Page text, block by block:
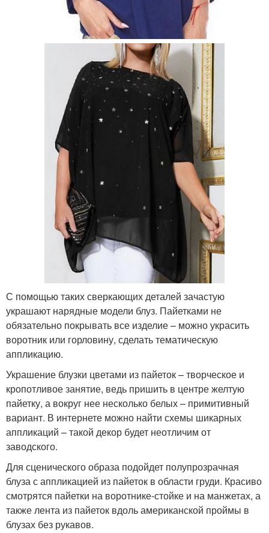
С помощью таких сверкающих деталей зачастую
украшают нарядные модели блуз. Пайетками не
обязательно покрывать все изделие – можно украсить
воротник или горловину, сделать тематическую
аппликацию.
Украшение блузки цветами из пайеток – творческое и
кропотливое занятие, ведь пришить в центре желтую
пайетку, а вокруг нее несколько белых – примитивный
вариант. В интернете можно найти схемы шикарных
аппликаций – такой декор будет неотличим от
заводского.
Для сценического образа подойдет полупрозрачная
блуза с аппликацией из пайеток в области груди. Красиво
смотрятся пайетки на воротнике-стойке и на манжетах, а
также лента из пайеток вдоль американской проймы в
блузах без рукавов.